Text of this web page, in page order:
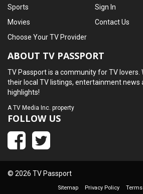
Sports
Movies
Sign In
Contact Us
Choose Your TV Provider
ABOUT TV PASSPORT
TV Passport is a community for TV lovers.
their local TV listings, entertainment news
highlights!
ATV Media Inc. property
FOLLOW US
© 2026 TV Passport
Sitemap Privacy Policy